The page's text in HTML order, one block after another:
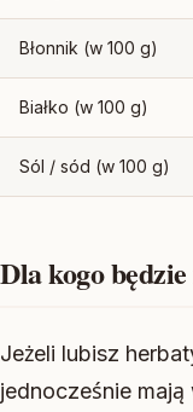
Błonnik (w 100 g)
Białko (w 100 g)
Sól / sód (w 100 g)
Dla kogo
Jeżeli lubisz
jednocześnie